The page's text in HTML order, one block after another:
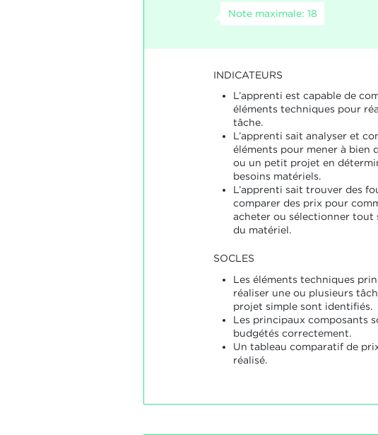
Note maximale: 18
INDICATEURS
L’apprenti est capable de
éléments techniques pour
tâche.
L’apprenti sait analyser et
éléments pour mener à bien
ou un petit projet en
besoins matériels.
L’apprenti sait trouver des
comparer des prix pour
acheter ou sélectionner tout
du matériel.
SOCLES
Les éléments techniques
réaliser une ou plusieurs
projet simple sont identifiés.
Les principaux composants
budgétés correctement.
Un tableau comparatif de
réalisé.